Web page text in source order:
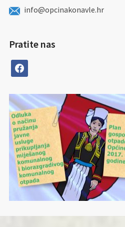
info@opcinakonavle.hr
Pratite nas
facebook